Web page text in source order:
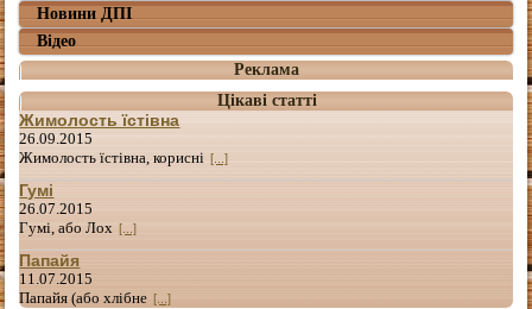
Новини ДПІ
Відео
Реклама
Цікаві статті
Жимолость їстівна
26.09.2015
Жимолость їстівна, корисні [...]
Гумі
26.07.2015
Гумі, або Лох [...]
Папайя
11.07.2015
Папайя (або хлібне [...]